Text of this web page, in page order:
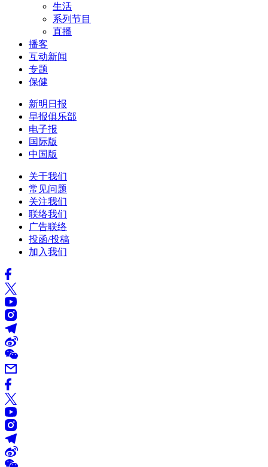
生活
系列节目
直播
播客
互动新闻
专题
保健
新明日报
早报俱乐部
电子报
国际版
中国版
关于我们
常见问题
关注我们
联络我们
广告联络
投函/投稿
加入我们